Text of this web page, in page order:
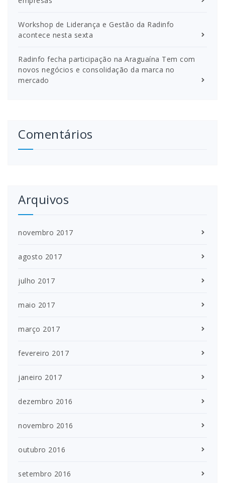
Workshop de Liderança e Gestão da Radinfo
acontece nesta sexta
Radinfo fecha participação na Araguaína Tem com
novos negócios e consolidação da marca no
mercado
Comentários
Arquivos
novembro 2017
agosto 2017
julho 2017
maio 2017
março 2017
fevereiro 2017
janeiro 2017
dezembro 2016
novembro 2016
outubro 2016
setembro 2016